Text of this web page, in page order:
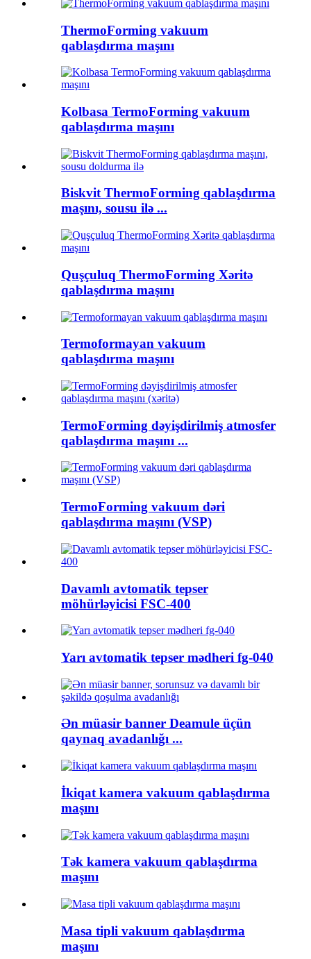
ThermoForming vakuum
qablaşdırma maşını
Kolbasa TermoForming vakuum
qablaşdırma maşını
Biskvit ThermoForming qablaşdırma
maşını, sousu ilə ...
Quşçuluq ThermoForming Xəritə
qablaşdırma maşını
Termoformayan vakuum
qablaşdırma maşını
TermoForming dəyişdirilmiş atmosfer
qablaşdırma maşını ...
TermoForming vakuum dəri
qablaşdırma maşını (VSP)
Davamlı avtomatik tepser
möhürləyicisi FSC-400
Yarı avtomatik tepser mədheri fg-040
Ən müasir banner Deamule üçün
qaynaq avadanlığı ...
İkiqat kamera vakuum qablaşdırma
maşını
Tək kamera vakuum qablaşdırma
maşını
Masa tipli vakuum qablaşdırma
maşını